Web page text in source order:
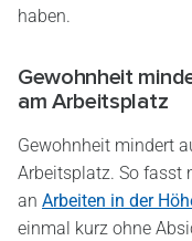
haben.
Gewohnheit
am Arbeitsplatz
Gewohnheit mindert
Arbeitsplatz. So fasst
an Arbeiten in der
einmal kurz ohne